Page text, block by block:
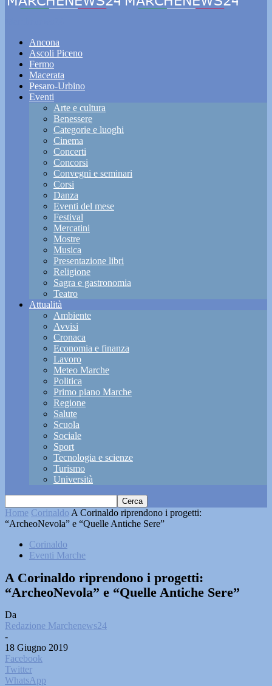
Ancona
Ascoli Piceno
Fermo
Macerata
Pesaro-Urbino
Eventi
Arte e cultura
Benessere
Categorie e luoghi
Cinema
Concerti
Concorsi
Convegni e seminari
Corsi
Danza
Eventi del mese
Festival
Mercatini
Mostre
Musica
Presentazione libri
Religione
Sagra e gastronomia
Teatro
Attualità
Ambiente
Avvisi
Cronaca
Economia e finanza
Lavoro
Meteo Marche
Politica
Primo piano Marche
Regione
Salute
Scuola
Sociale
Sport
Tecnologia e scienze
Turismo
Università
Home Corinaldo A Corinaldo riprendono i progetti:
“ArcheoNevola” e “Quelle Antiche Sere”
Corinaldo
Eventi Marche
A Corinaldo riprendono i progetti:
“ArcheoNevola” e “Quelle Antiche Sere”
Da
Redazione Marchenews24
-
18 Giugno 2019
Facebook
Twitter
WhatsApp